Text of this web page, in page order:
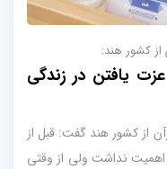
از کشور هند:
یافتن در زندگی
از کشور هند گفت: قبل از
اهمیت نداشت ولی از وقتی